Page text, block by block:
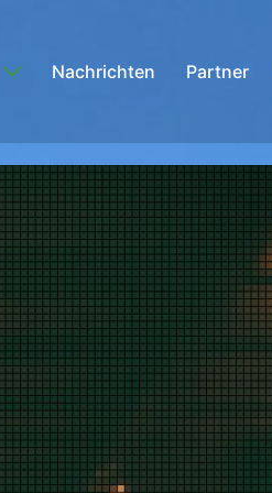
Nachrichten Partner